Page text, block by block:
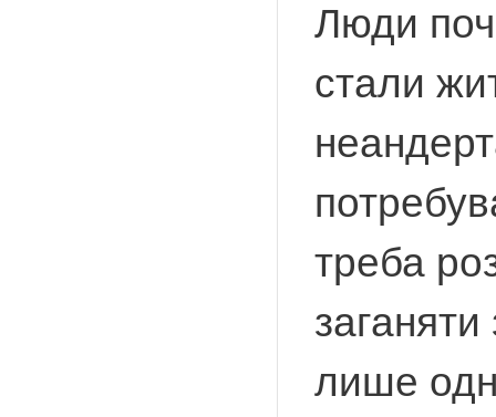
Люди
стали
треба
лише